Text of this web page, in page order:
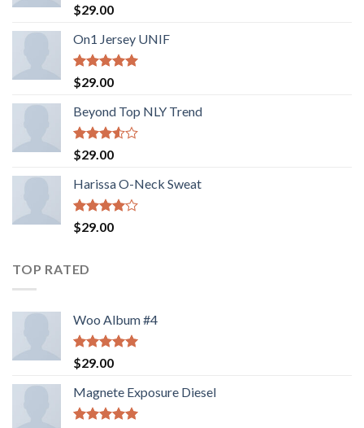
Valorado
con
3.50 de
5
$29.00
On1 Jersey UNIF
Valorado
con
de 5
$29.00
Beyond Top NLY Trend
Valorado
con
3.50 de
5
$29.00
Harissa O-Neck Sweat
Valorado
con
$29.00
TOP RATED
Woo Album #4
Valorado
con
de 5
$29.00
Magnete Exposure Diesel